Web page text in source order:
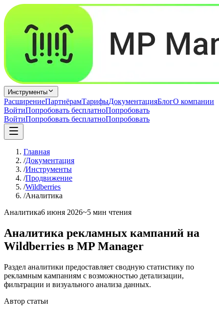
Инструменты
РасширениеПартнёрамТарифыДокументацияБлогО компании
ВойтиПопробовать бесплатноПопробовать
ВойтиПопробовать бесплатноПопробовать
Главная
/Документация
/Инструменты
/Продвижение
/Wildberries
/Аналитика
Аналитика6 июня 2026~5 мин чтения
Аналитика рекламных кампаний на
Wildberries в MP Manager
Раздел аналитики предоставляет сводную статистику по
рекламным кампаниям с возможностью детализации,
фильтрации и визуального анализа данных.
Автор статьи